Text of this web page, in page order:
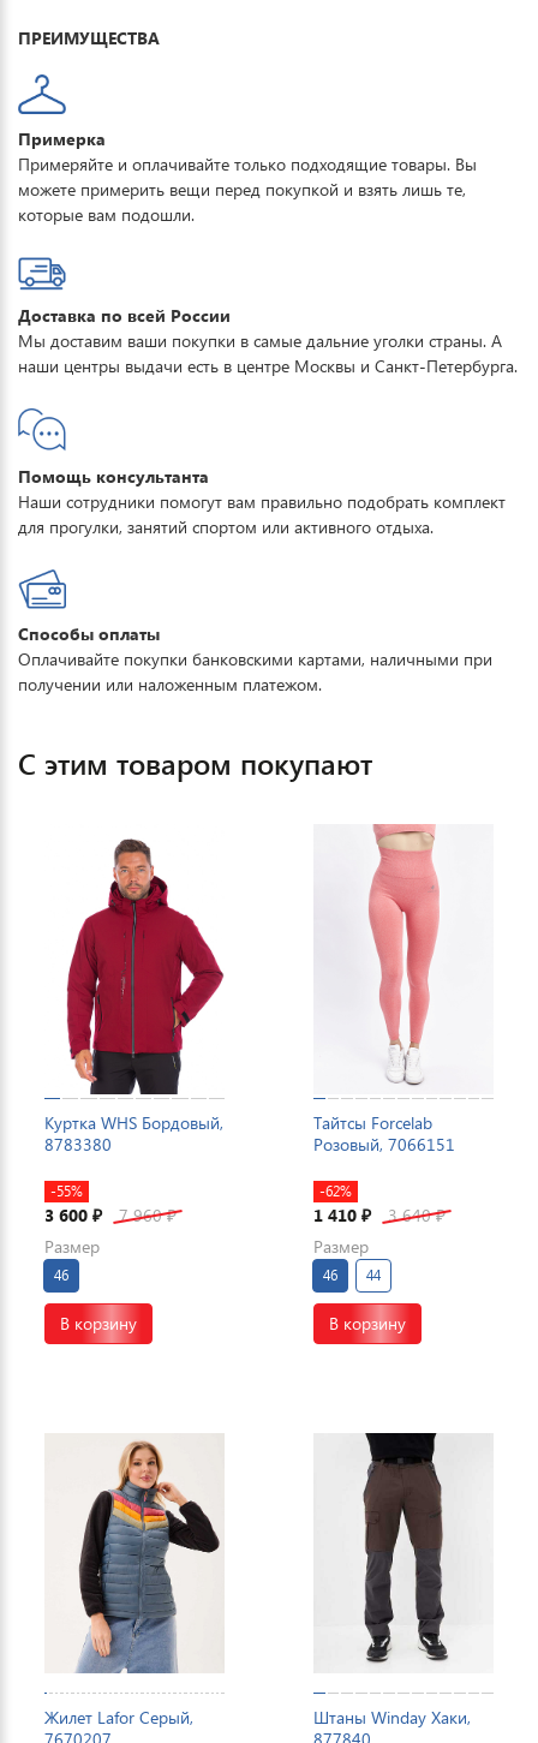
ПРЕИМУЩЕСТВА
Примерка
Примеряйте и оплачивайте только подходящие товары. Вы
можете примерить вещи перед покупкой и взять лишь те,
которые вам подошли.
Доставка по всей России
Мы доставим ваши покупки в самые дальние уголки страны. А
наши центры выдачи есть в центре Москвы и Санкт-Петербурга.
Помощь консультанта
Наши сотрудники помогут вам правильно подобрать комплект
для прогулки, занятий спортом или активного отдыха.
Способы оплаты
Оплачивайте покупки банковскими картами, наличными при
получении или наложенным платежом.
С этим товаром покупают
Куртка WHS Бордовый,
8783380
-55%
3 600 ₽ 7 960₽
Размер
46
В корзину
Тайтсы Forcelab
Розовый, 7066151
-62%
1 410 ₽ 3 640₽
Размер
46 44
В корзину
Жилет Lafor Серый,
7670207
Штаны Winday Хаки,
877840